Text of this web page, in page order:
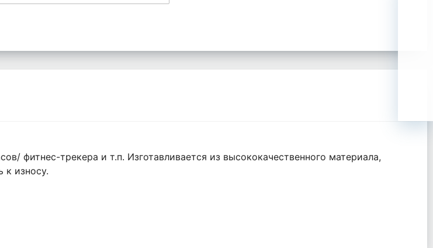
фитнес-трекера и т.п. Изготавливается из высококачественного материала,
к износу.